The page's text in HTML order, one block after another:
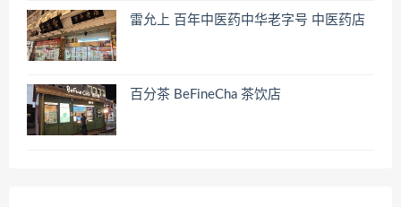
雷允上 百年中医药中华老字号 中医药店
百分茶 BeFineCha 茶饮店